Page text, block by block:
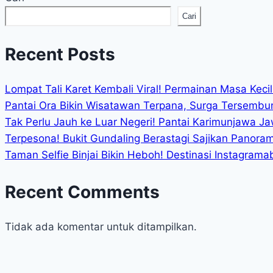
Cari
Recent Posts
Lompat Tali Karet Kembali Viral! Permainan Masa
Pantai Ora Bikin Wisatawan Terpana, Surga
Tak Perlu Jauh ke Luar Negeri! Pantai Karimunjawa
Terpesona! Bukit Gundaling Berastagi Sajikan
Taman Selfie Binjai Bikin Heboh! Destinasi
Recent Comments
Tidak ada komentar untuk ditampilkan.